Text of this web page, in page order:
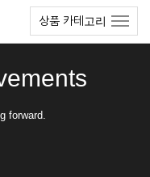
상품 카테고리
forward.